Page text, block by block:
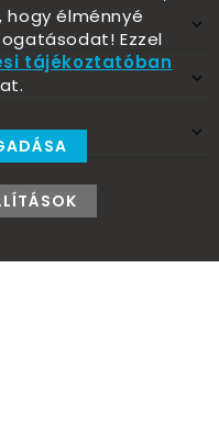
élménnyé
Ezzel
tájékoztatóban